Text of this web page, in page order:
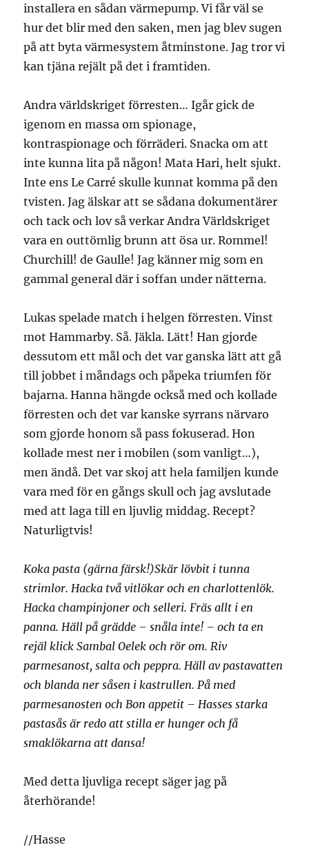
installera en sådan värmepump. Vi får väl se
hur det blir med den saken, men jag blev sugen
på att byta värmesystem åtminstone. Jag tror vi
kan tjäna rejält på det i framtiden.
Andra världskriget förresten… Igår gick de
igenom en massa om spionage,
kontraspionage och förräderi. Snacka om att
inte kunna lita på någon! Mata Hari, helt sjukt.
Inte ens Le Carré skulle kunnat komma på den
tvisten. Jag älskar att se sådana dokumentärer
och tack och lov så verkar Andra Världskriget
vara en outtömlig brunn att ösa ur. Rommel!
Churchill! de Gaulle! Jag känner mig som en
gammal general där i soffan under nätterna.
Lukas spelade match i helgen förresten. Vinst
mot Hammarby. Så. Jäkla. Lätt! Han gjorde
dessutom ett mål och det var ganska lätt att gå
till jobbet i måndags och påpeka triumfen för
bajarna. Hanna hängde också med och kollade
förresten och det var kanske syrrans närvaro
som gjorde honom så pass fokuserad. Hon
kollade mest ner i mobilen (som vanligt…),
men ändå. Det var skoj att hela familjen kunde
vara med för en gångs skull och jag avslutade
med att laga till en ljuvlig middag. Recept?
Naturligtvis!
Koka pasta (gärna färsk!)Skär lövbit i tunna
strimlor. Hacka två vitlökar och en charlottenlök.
Hacka champinjoner och selleri. Fräs allt i en
panna. Häll på grädde – snåla inte! – och ta en
rejäl klick Sambal Oelek och rör om. Riv
parmesanost, salta och peppra. Häll av pastavatten
och blanda ner såsen i kastrullen. På med
parmesanosten och Bon appetit – Hasses starka
pastasås är redo att stilla er hunger och få
smaklökarna att dansa!
Med detta ljuvliga recept säger jag på
återhörande!
//Hasse